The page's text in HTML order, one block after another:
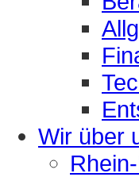
Wir über